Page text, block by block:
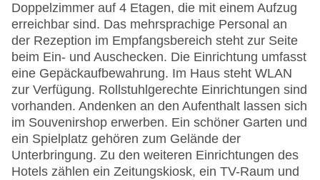
Doppelzimmer auf 4 Etagen, die mit einem Aufzug
erreichbar sind. Das mehrsprachige Personal an
der Rezeption im Empfangsbereich steht zur Seite
beim Ein- und Auschecken. Die Einrichtung umfasst
eine Gepäckaufbewahrung. Im Haus steht WLAN
zur Verfügung. Rollstuhlgerechte Einrichtungen sind
vorhanden. Andenken an den Aufenthalt lassen sich
im Souvenirshop erwerben. Ein schöner Garten und
ein Spielplatz gehören zum Gelände der
Unterbringung. Zu den weiteren Einrichtungen des
Hotels zählen ein Zeitungskiosk, ein TV-Raum und